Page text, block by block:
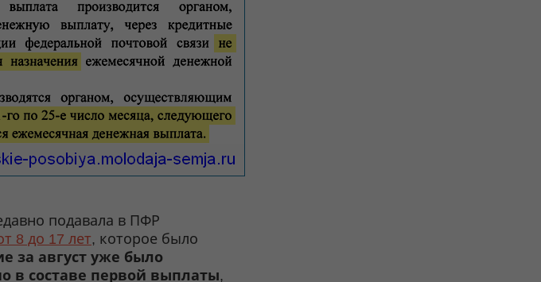
подавала в ПФР
8 до 17 лет, которое было
за август уже было
в составе первой выплаты,